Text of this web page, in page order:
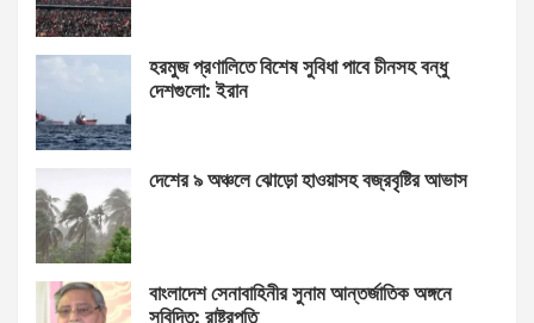
হরমুজ প্রণালিতে বিশেষ সুবিধা পাবে চীনসহ বন্ধু
দেশগুলো: ইরান
দেশের ৯ অঞ্চলে ঝোড়ো হাওয়াসহ বজ্রবৃষ্টির আভাস
বাংলাদেশ সেনাবাহিনীর সুনাম আন্তর্জাতিক অঙ্গনে
সুবিদিত: রাষ্ট্রপতি